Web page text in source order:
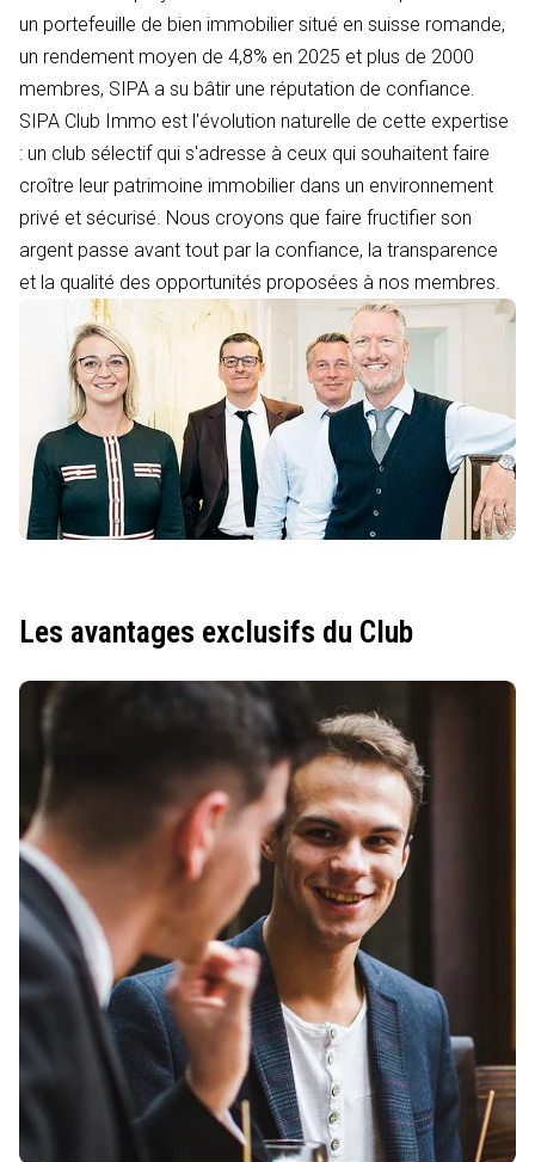
un portefeuille de bien immobilier situé en suisse romande,
un rendement moyen de 4,8% en 2025 et plus de 2000
membres, SIPA a su bâtir une réputation de confiance.
SIPA Club Immo est l'évolution naturelle de cette expertise
: un club sélectif qui s'adresse à ceux qui souhaitent faire
croître leur patrimoine immobilier dans un environnement
privé et sécurisé. Nous croyons que faire fructifier son
argent passe avant tout par la confiance, la transparence
et la qualité des opportunités proposées à nos membres.
Les avantages exclusifs du Club